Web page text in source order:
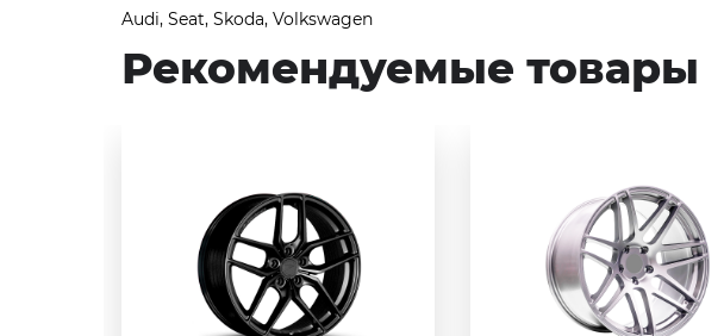
Audi, Seat, Skoda, Volkswagen
Рекомендуемые товары